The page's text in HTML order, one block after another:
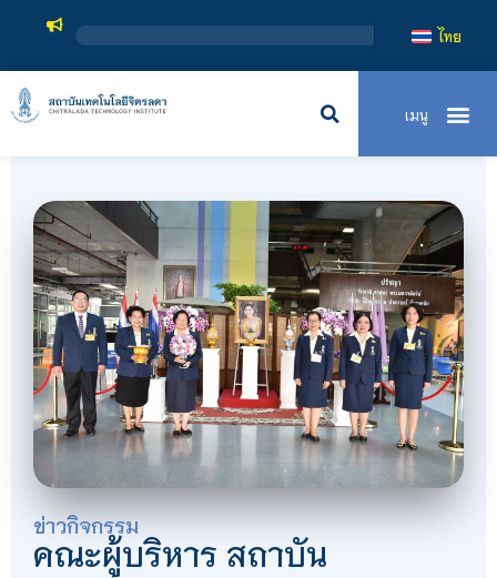
สถาบันเทคโน
ไทย
ข่าวกิจกรรม
คณะผู้บริหาร สถาบัน